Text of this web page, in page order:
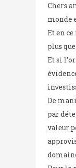
Chers
monde
Et en
plus
Et si
De
par
valeur